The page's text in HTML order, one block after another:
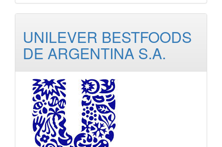
UNILEVER BESTFOODS
DE ARGENTINA S.A.